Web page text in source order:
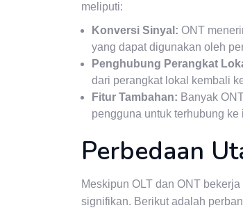
meliputi:
Konversi Sinyal: ONT
yang dapat digunakan oleh
Penghubung Perangkat
dari perangkat lokal kembali
Fitur Tambahan: Banyak
pengguna untuk terhubung
Perbedaan
Meskipun OLT dan ONT
signifikan. Berikut adalah